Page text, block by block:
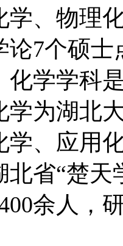
学、物理
论7个硕
化学学科
学为湖北
学、应用
北省“楚
余人，